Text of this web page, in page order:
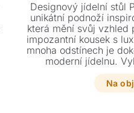
Designový jídelní stůl
unikátní podnoží
která mění svůj vzhled
impozantní kousek s
mnoha odstínech je
moderní jídelnu.
rozměrů a tvarů ten
Na